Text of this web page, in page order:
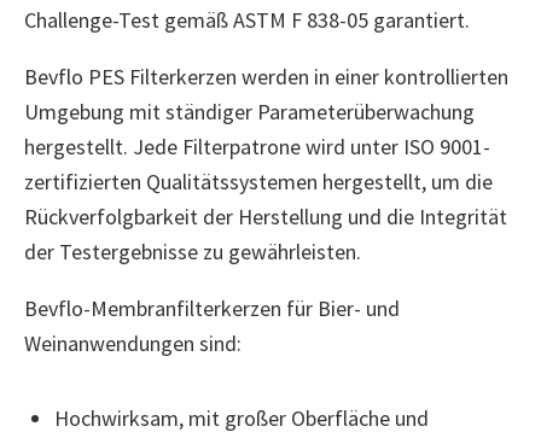
Challenge-Test gemäß ASTM F 838-05 garantiert.
Bevflo PES Filterkerzen werden in einer kontrollierten
Umgebung mit ständiger Parameterüberwachung
hergestellt. Jede Filterpatrone wird unter ISO 9001-
zertifizierten Qualitätssystemen hergestellt, um die
Rückverfolgbarkeit der Herstellung und die Integrität
der Testergebnisse zu gewährleisten.
Bevflo-Membranfilterkerzen für Bier- und
Weinanwendungen sind:
Hochwirksam, mit großer Oberfläche und